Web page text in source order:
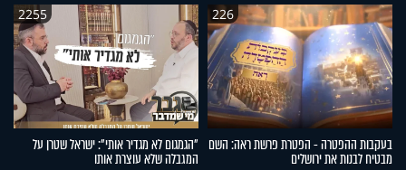
226
בעקבות ההפטרה - הפטרת פרשת ראה: השם
מבטיח לבנות את ירושלים
2255
"הגמגום לא מגדיר אותי": ישראל שטרן על
המגבלה שלא עוצרת אותו